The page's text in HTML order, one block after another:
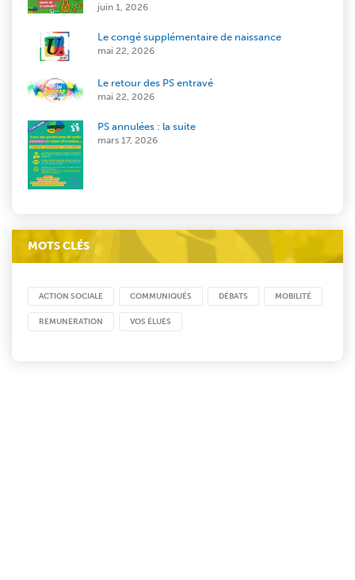
juin 1, 2026
Le congé supplémentaire de naissance
mai 22, 2026
Le retour des PS entravé
mai 22, 2026
PS annulées : la suite
mars 17, 2026
MOTS CLÉS
ACTION SOCIALE COMMUNIQUÉS DÉBATS MOBILITÉ
REMUNERATION VOS ÉLUES